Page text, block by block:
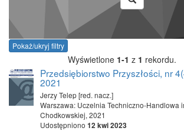
Pokaż/ukryj filtry
Wyświetlone 1-1 z 1 rekordu.
Przedsiębiorstwo Przyszłości, nr
2021
Jerzy Telep [red. nacz.]
Warszawa: Uczelnia Techniczno-Handlowa
Chodkowskiej, 2021
Udostępniono 12 kwi 2023